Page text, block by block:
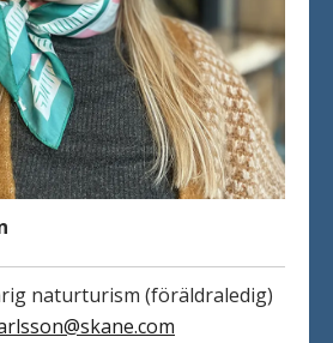
naturturism (föräldraledig)